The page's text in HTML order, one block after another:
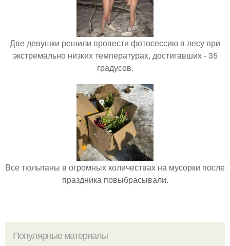
Две девушки решили провести фотосессию в лесу при
экстремально низких температурах, достигавших - 35
градусов.
Все тюльпаны в огромных количествах на мусорки после
праздника повыбрасывали.
Популярные материалы